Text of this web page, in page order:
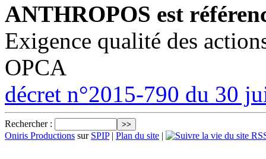
ANTHROPOS est
Exigence qualité des
OPCA
décret n°2015-790 du 30
Rechercher :
Oniris Productions sur SPIP| Plan du site |